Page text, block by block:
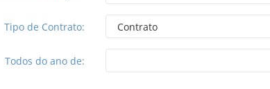
Tipo de Contrato:
Todos do ano de: